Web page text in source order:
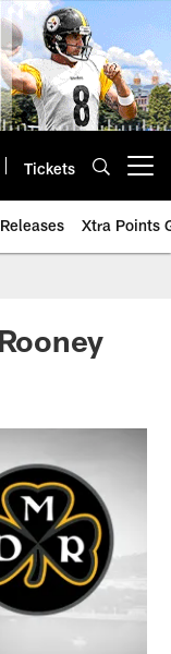
Tickets
Xtra Points